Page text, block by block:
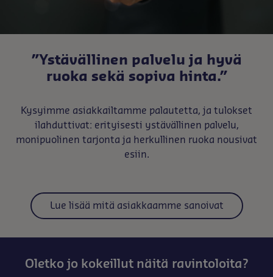
”Ystävällinen palvelu ja hyvä
ruoka sekä sopiva hinta.”
Kysyimme asiakkailtamme palautetta, ja tulokset
ilahduttivat: erityisesti ystävällinen palvelu,
monipuolinen tarjonta ja herkullinen ruoka nousivat
esiin.
Lue lisää mitä asiakkaamme sanoivat
Oletko jo kokeillut näitä ravintoloita?